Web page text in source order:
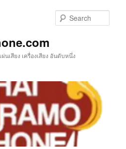
เสียง เครื่องเสียง อันดับหนึ่ง